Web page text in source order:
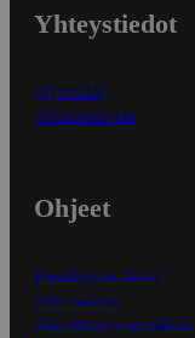
Yhteystiedot
Myymälät
Asiakaspalvelu
Ohjeet
Ensitilaajan ohjeet
Näin maksat
Näin tilaat ja muokkaat